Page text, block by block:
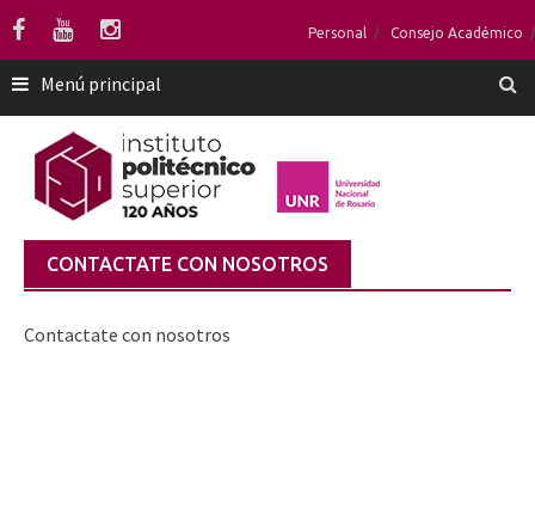
Saltar
contenido
Personal Consejo Académico
Menú principal
CONTACTATE CON NOSOTROS
Contactate con nosotros